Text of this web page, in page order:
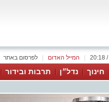
לפרסום באתר המייל האדום
חינוך נדל״ן תרבות ובידור